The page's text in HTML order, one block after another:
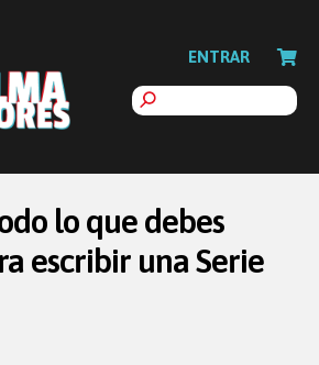
ENTRAR
lo que debes
escribir una Serie